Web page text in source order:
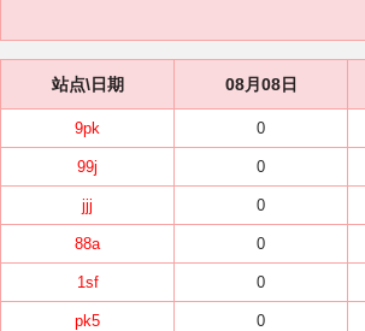
站点\日期 08月08日
9pk 0
99j 0
jjj 0
88a 0
1sf 0
pk5 0